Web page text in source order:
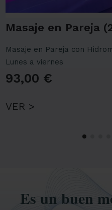
Masaje en Pareja
Masaje en Pareja con
Lunes a viernes
93,00 €
VER >
Es un buen